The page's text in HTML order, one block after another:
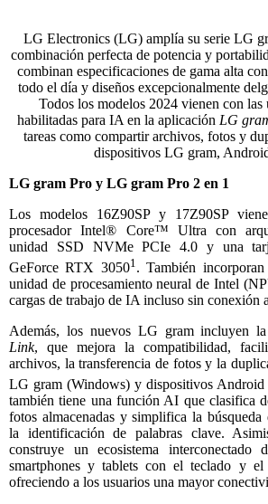
LG Electronics (LG) amplía su serie LG
combinación perfecta de potencia y
combinan especificaciones de gama alta
todo el día y diseños excepcionalmente
Todos los modelos 2024 vienen con las
habilitadas para IA en la aplicación LG
tareas como compartir archivos, fotos y
dispositivos LG gram,
LG gram Pro y LG gram Pro 2 en 1
Los modelos 16Z90SP y 17Z90SP
procesador Intel® Core™ Ultra con
unidad SSD NVMe PCIe 4.0 y una
GeForce RTX 30501 . También
unidad de procesamiento neural de Intel
cargas de trabajo de IA incluso sin conexión
Además, los nuevos LG gram incluyen la
Link, que mejora la compatibilidad,
archivos, la transferencia de fotos y la
LG gram (Windows) y dispositivos Android
también tiene una función AI que clasifica
fotos almacenadas y simplifica la búsqueda
la identificación de palabras clave.
construye un ecosistema interconectado
smartphones y tablets con el teclado y el
ofreciendo a los usuarios una mayor